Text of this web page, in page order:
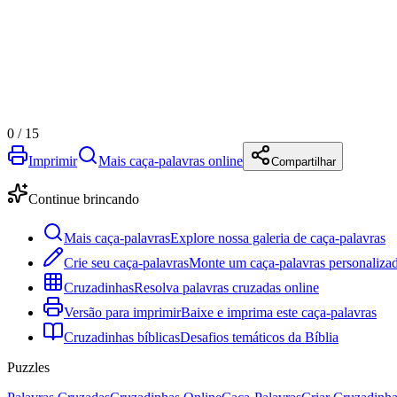
0 / 15
Imprimir
Mais caça-palavras online Compartilhar
Continue brincando
Mais caça-palavrasExplore nossa galeria de caça-palavras
Crie seu caça-palavrasMonte um caça-palavras
CruzadinhasResolva palavras cruzadas online
Versão para imprimirBaixe e imprima este caça-palavras
Cruzadinhas bíblicasDesafios temáticos da Bíblia
Puzzles